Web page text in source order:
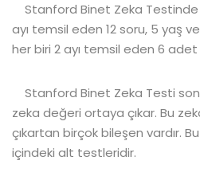
Stanford Binet Zeka Testinde
ayı temsil eden 12 soru, 5 yaş
her biri 2 ayı temsil eden 6
Stanford Binet Zeka Testi
zeka değeri ortaya çıkar. Bu
çıkartan birçok bileşen vardır.
içindeki alt testleridir.